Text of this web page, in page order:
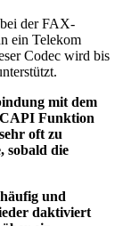
der FAX-
ein Telekom
Codec wird bis
mit dem
Funktion
oft zu
sobald die
und
daktiviert